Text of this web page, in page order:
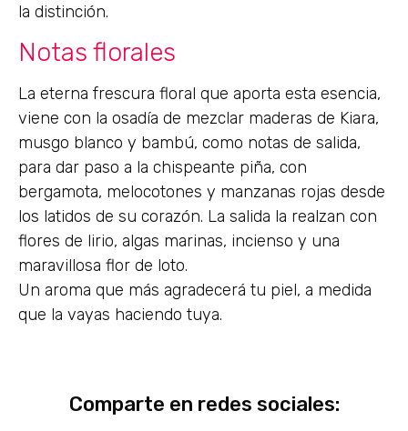
la distinción.
Notas florales
La eterna frescura floral que aporta esta esencia,
viene con la osadía de mezclar maderas de Kiara,
musgo blanco y bambú, como notas de salida,
para dar paso a la chispeante piña, con
bergamota, melocotones y manzanas rojas desde
los latidos de su corazón. La salida la realzan con
flores de lirio, algas marinas, incienso y una
maravillosa flor de loto.
Un aroma que más agradecerá tu piel, a medida
que la vayas haciendo tuya.
Comparte en redes sociales: